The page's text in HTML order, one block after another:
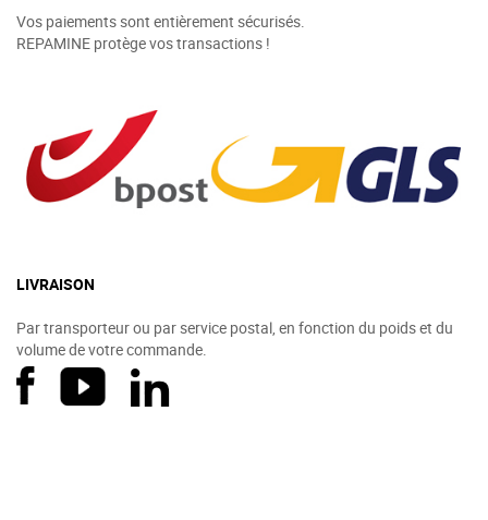
Vos paiements sont entièrement sécurisés.
REPAMINE protège vos transactions !
LIVRAISON
Par transporteur ou par service postal, en fonction du poids et du
volume de votre commande.